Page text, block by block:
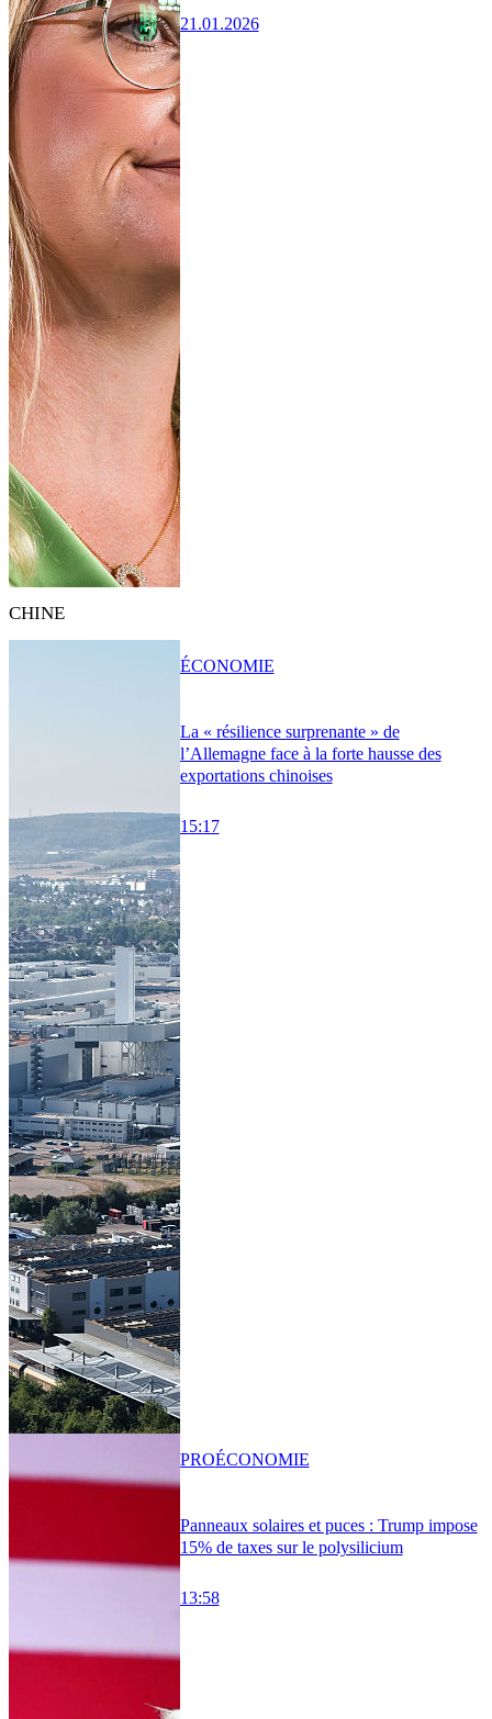
21.01.2026
CHINE
La « résilience surprenante » de
l’Allemagne face à la forte hausse des
exportations chinoises
15:17
ÉCONOMIE
Panneaux solaires et puces : Trump impose
15% de taxes sur le polysilicium
13:58
PROÉCONOMIE